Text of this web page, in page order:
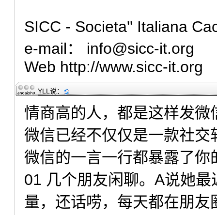
SICC - Societa'' Italiana
e-mail： info@sicc-it.org
Web http://www.sicc-it.org
YLL 说：
情商高的人，都是这样发微
微信已经不仅仅是一款社
微信的一言一行都暴露了你
01 几个朋友闲聊。A说她
量，还话唠，每天都在朋